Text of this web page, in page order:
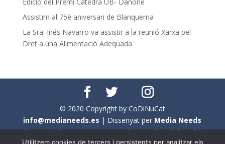
Assistim al 75è aniversari de Blanquerna
La Sra. Inés Navarro va assistir a la reunió Xarxa pel
Dret a una Alimentació Adequada
© 2020 Copyright by CoDiNuCat
info@medianeeds.es | Dissenyat per Media Needs
| Tots els drets reservats aCoDiNuCat |Avís legal|
Utilitzem cookies de tercers i persistents per analitzar els